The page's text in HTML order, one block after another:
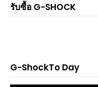
รับซื้อ G-SHOCK
G-ShockTo Day